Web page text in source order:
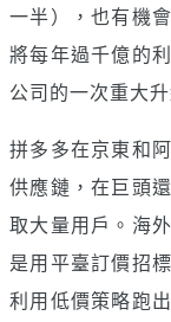
一半），也有機
將每年過千億的
公司的一次重大升
拼多多在京東和
供應鏈，在巨頭
取大量用戶。海
是用平臺訂價招
利用低價策略跑